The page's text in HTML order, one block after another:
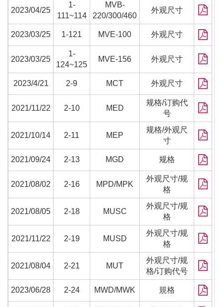
2023/04/25
1-
111~114
MVB-
220/300/460
外观尺寸
2023/03/25 1-121 MVE-100 外观尺寸
2023/03/25
1-
124~125
MVE-156 外观尺寸
2023/4/21 2-9 MCT 外观尺寸
2021/11/22 2-10 MED
规格/订购代
号
2021/10/14 2-11 MEP
规格/外观尺
寸
2021/09/24 2-13 MGD 规格
2021/08/02 2-16 MPD/MPK
外观尺寸/规
格
2021/08/05 2-18 MUSC
外观尺寸/规
格
2021/11/22 2-19 MUSD
外观尺寸/规
格
2021/08/04 2-21 MUT
外观尺寸/规
格/订购代号
2023/06/28 2-24 MWD/MWK 規格